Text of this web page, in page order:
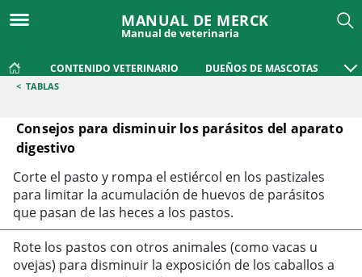
MANUAL DE MERCK
Manual de veterinaria
CONTENIDO VETERINARIO DUEÑOS DE MASCOTAS
< TABLAS
Consejos para disminuir los parásitos del aparato
digestivo
Consejos para disminuir los parásitos del aparato digestivo
Corte el pasto y rompa el estiércol en los pastizales
para limitar la acumulación de huevos de parásitos
que pasan de las heces a los pastos.
Rote los pastos con otros animales (como vacas u
ovejas) para disminuir la exposición de los caballos a